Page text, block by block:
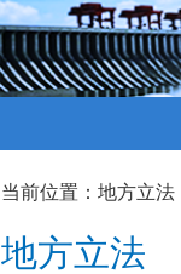
当前位置： 地方立法
地方立法